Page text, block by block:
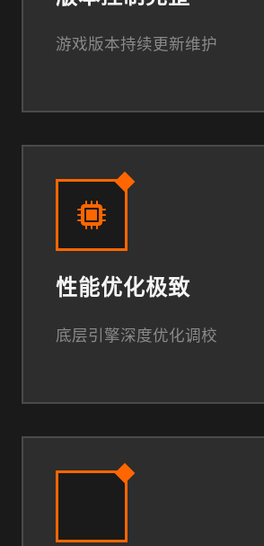
游戏版本持续更新维护
性能优化极致
底层引擎深度优化调校